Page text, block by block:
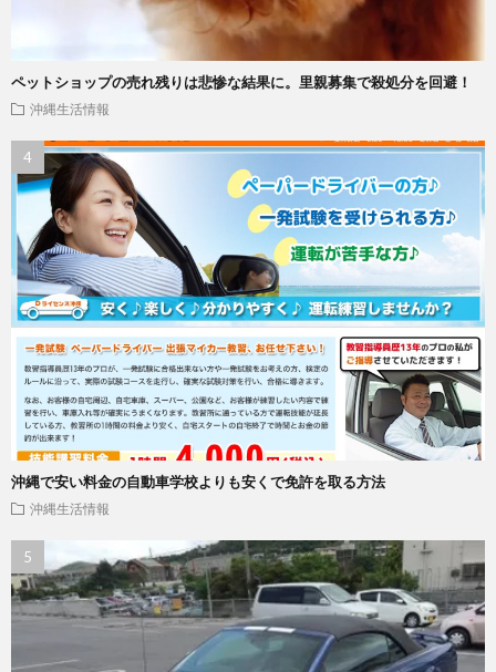
ペットショップの売れ残りは悲惨な結果に。里親募集で殺処分を回避！
沖縄生活情報
沖縄で安い料金の自動車学校よりも安くで免許を取る方法
沖縄生活情報